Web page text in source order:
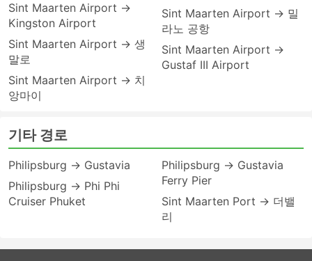
Sint Maarten Airport →
Kingston Airport
Sint Maarten Airport → 생
말로
Sint Maarten Airport → 치
앙마이
Sint Maarten Airport → 밀
라노 공항
Sint Maarten Airport →
Gustaf III Airport
기타 경로
Philipsburg → Gustavia
Philipsburg → Phi Phi
Cruiser Phuket
Philipsburg → Gustavia
Ferry Pier
Sint Maarten Port → 더밸
리